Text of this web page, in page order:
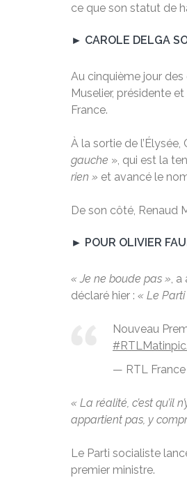
ce que son statut de
► CAROLE DELGA
Au cinquième jour
Muselier, présidente
France.
À la sortie de
gauche », qui est la
rien » et avancé le
De son côté, Renaud
► POUR OLIVIER
« Je ne boude pas » ,
déclaré hier : « Le
Nouveau
#RTLMatin
— RTL France
« La réalité, c’est qu’il
appartient pas, y
Le Parti socialiste
premier ministre.